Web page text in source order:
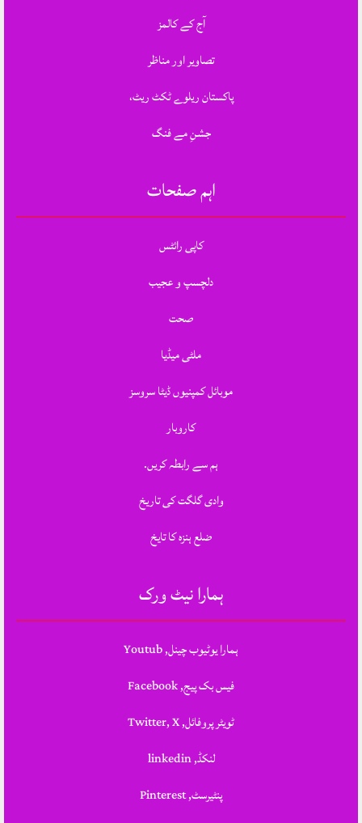
آج کے کالمز
تصاویر اور مناظر
پاکستان ریلوے ٹکٹ ریٹ،
جشنِ مے فنگ
اہم صفحات
کاپی رائٹس
دلچسپ و عجیب
صحت
ملٹی میڈیا
موبائل کمپنیوں ڈیٹا سروسز
کاروبار
ہم سے رابطہ کریں.
وادی گلگت کی تاریخ
ضلع ہنزہ کا تایخ
ہمارا نیٹ ورک
ہمارا یوٹیوب چینل, Youtub
فیس بک پیج, Facebook
ٹویٹر پروفائل, Twitter, X
لنکڈ, linkedin
پنٹیرسٹ, Pinterest